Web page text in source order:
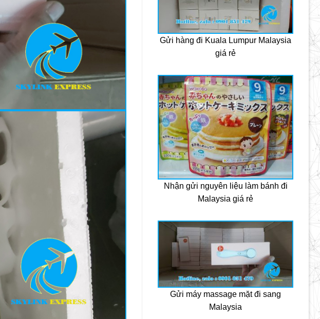
Gửi hàng đi Kuala Lumpur Malaysia
giá rẻ
Nhận gửi nguyên liệu làm bánh đi
Malaysia giá rẻ
Gửi máy massage mặt đi sang
Malaysia